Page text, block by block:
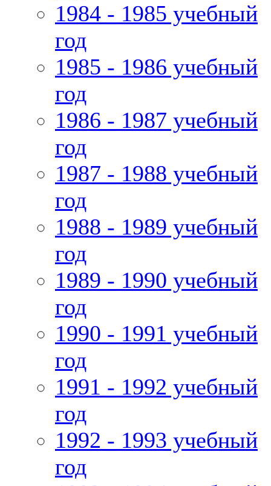
1984 - 1985 учебный
год
1985 - 1986 учебный
год
1986 - 1987 учебный
год
1987 - 1988 учебный
год
1988 - 1989 учебный
год
1989 - 1990 учебный
год
1990 - 1991 учебный
год
1991 - 1992 учебный
год
1992 - 1993 учебный
год